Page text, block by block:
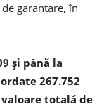
garantare, în
şi până la
267.752
totală de